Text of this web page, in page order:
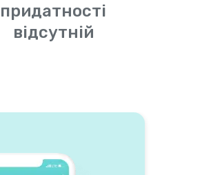
придатності
відсутній